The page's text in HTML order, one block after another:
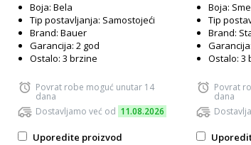
Boja: Bela
Tip postavljanja: Samostojeći
Brand: Bauer
Garancija: 2 god
Ostalo: 3 brzine
Povrat robe moguć unutar 14
dana
Dostavljamo već od 11.08.2026
Uporedite proizvod
Boja:
Tip
Brand:
Ostalo: 3
Povrat
dana